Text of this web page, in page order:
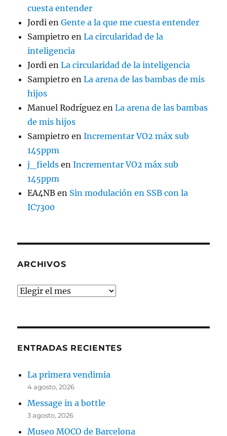
cuesta entender
Jordi enGente a la que me cuesta entender
Sampietro enLa circularidad de la
inteligencia
Jordi enLa circularidad de la inteligencia
Sampietro enLa arena de las bambas de mis
hijos
Manuel Rodríguez enLa arena de las bambas
de mis hijos
Sampietro enIncrementar VO2 máx sub
145ppm
j_fields enIncrementar VO2 máx sub
145ppm
EA4NB en Sin modulación en SSB con la
IC7300
ARCHIVOS
Archivos
ENTRADAS RECIENTES
La primera vendimia
4 agosto, 2026
Message in a bottle
3 agosto, 2026
Museo MOCO de Barcelona